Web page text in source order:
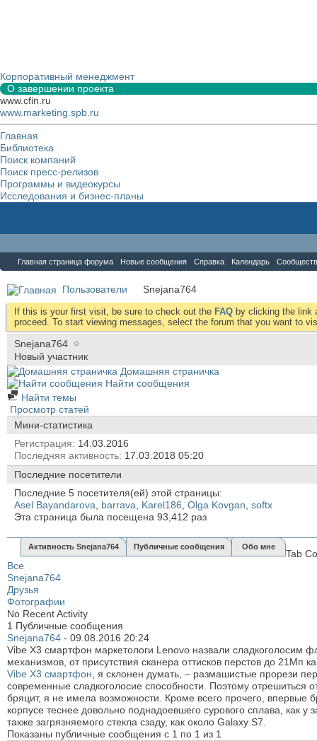
Корпоративный менеджмент
О завершении проекта
www.cfin.ru
www.marketing.spb.ru
Главная
Библиотека
Поиск компаний
Поиск пресс-релизов
Программы и видеокурсы
Исследования и бизнес-планы
Главная страница форума Новые сообщения Справка Календарь
Пользователи Snejana764
If this is your first visit, be sure to check out the FAQ by clicking the link
proceed. To start viewing messages, select the forum that you want to
Snejana764
Новый участник
Домашняя страничка
Найти сообщения
Найти темы
Просмотр статей
Мини-статистика
Регистрация
14.03.2016
Последняя активность 17.03.2018 05:20
Последние посетители
Последние 5 посетителя(ей) этой страницы:
Asel Bayandarova, barrava, Karel186, Olga Kovgan, softx
Эта страница была посещена 93,412 раз
Активность Snejana764 Публичные сообщения Обо мне
Tab
Все
Snejana764
Друзья
Фотографии
No Recent Activity
1 Публичные сообщения
Snejana764 - 09.08.2016 20:24
Vibe X3 смартфон маркетологи Lenovo назвали
механизмов, от присутствия сканера оттисков перстов до
Vibe X3 смартфон, я склонен думать, – размашистые прорези
современные сладкоголосие способности. Поэтому отрешиться
бряцит, я не имела возможности. Кроме всего прочего, впервые
корпусе теснее довольно поднадоевшего сурового сплава, как
также загрязняемого стекла сзаду, как около Galaxy S7.
Показаны публичные сообщения с 1 по 1 из 1